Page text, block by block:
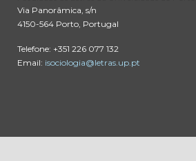
Via Panorâmica, s/n
4150-564 Porto, Portugal
Telefone: +351 226 077 132
Email: isociologia@letras.up.pt